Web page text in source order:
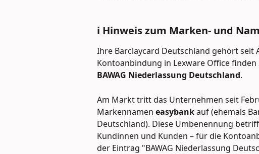
ℹ️ Hinweis zum Marken- und
Ihre Barclaycard Deutschland gehört seit
Kontoanbindung in Lexware Office
BAWAG Niederlassung Deutschland.
Am Markt tritt das Unternehmen seit
Markennamen easybank auf (ehemals
Deutschland). Diese Umbenennung
Kundinnen und Kunden – für die
der Eintrag "BAWAG Niederlassung